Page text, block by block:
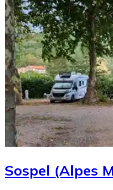
Sospel (Alpes